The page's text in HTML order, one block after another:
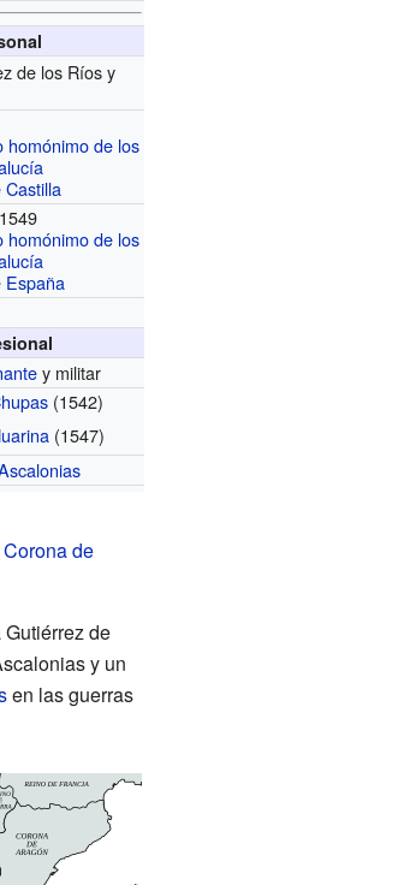
de los Ríos y
homónimo de los
Castilla
homónimo de los
España
y militar
(1542)
(1547)
Corona de
de
y un
en las guerras